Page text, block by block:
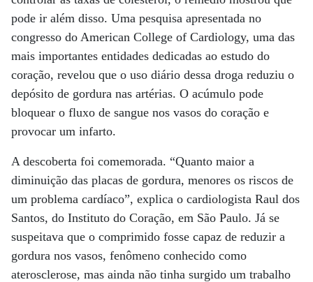
pode ir além disso. Uma pesquisa apresentada no
congresso do American College of Cardiology, uma das
mais importantes entidades dedicadas ao estudo do
coração, revelou que o uso diário dessa droga reduziu o
depósito de gordura nas artérias. O acúmulo pode
bloquear o fluxo de sangue nos vasos do coração e
provocar um infarto.
A descoberta foi comemorada. “Quanto maior a
diminuição das placas de gordura, menores os riscos de
um problema cardíaco”, explica o cardiologista Raul dos
Santos, do Instituto do Coração, em São Paulo. Já se
suspeitava que o comprimido fosse capaz de reduzir a
gordura nos vasos, fenômeno conhecido como
aterosclerose, mas ainda não tinha surgido um trabalho